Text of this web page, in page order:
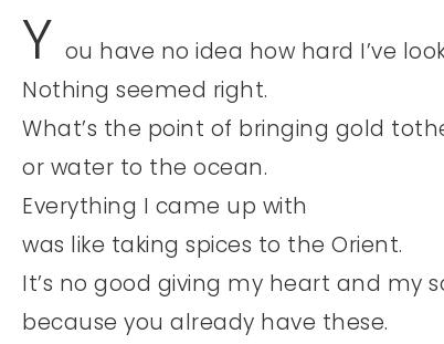
Y ou have no idea how hard I’ve
Nothing seemed right.
What’s the point of bringing gold
or water to the ocean.
Everything I came up with
was like taking spices to the Orient.
It’s no good giving my heart and my
because you already have these.